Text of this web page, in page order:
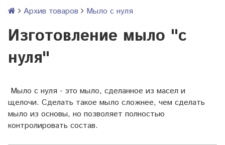
Архив товаров Мыло с нуля
Изготовление мыло "с
нуля"
Мыло с нуля - это мыло, сделанное из масел и
щелочи. Сделать такое мыло сложнее, чем сделать
мыло из основы, но позволяет полностью
контролировать состав.